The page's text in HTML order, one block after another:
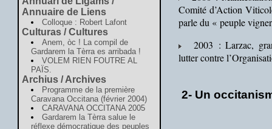
Annuaire de Liens
Colloque : Robert Lafont
Culturas / Cultures
Anem, òc ! La compil de
Gardarem la Tèrra es arribada !
VOLEM RIEN FOUTRE AL
PAÏS.
Archius / Archives
Programme de la première
Caravana Occitana (février 2004)
CARAVANA OCCITANA 2005
Gardarem la Tèrra salue le
réflexe démocratique des peuples
Comité d’Action
parle du « peuple
2003 : Larzac,
lutter contre
2- Un